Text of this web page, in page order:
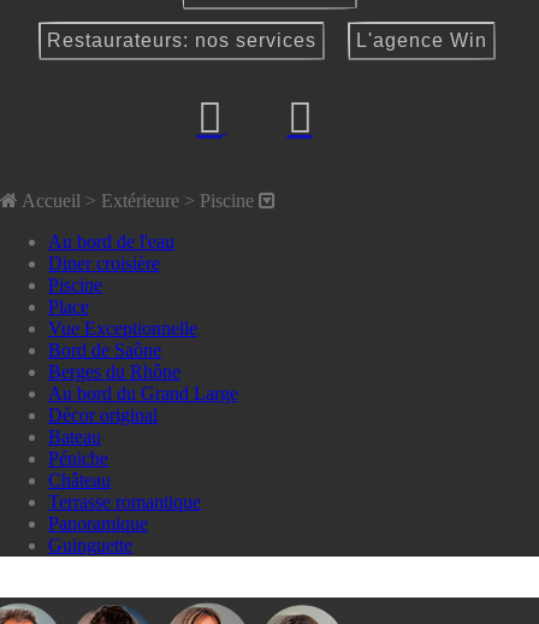
Restaurateurs: nos services L'agence Win
Accueil > Extérieure > Piscine
Au bord de l'eau
Diner croisière
Piscine
Place
Vue Exceptionnelle
Bord de Saône
Berges du Rhône
Au bord du Grand Large
Décor original
Bateau
Péniche
Château
Terrasse romantique
Panoramique
Guinguette